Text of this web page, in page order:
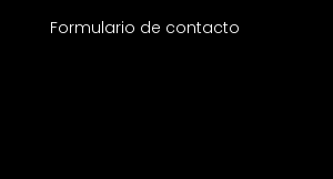
Formulario de contacto